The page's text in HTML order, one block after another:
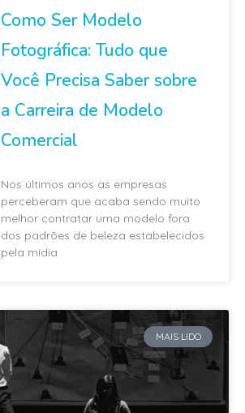
Como Ser Modelo
Fotográfica: Tudo que
Você Precisa Saber sobre
a Carreira de Modelo
Comercial
Nos últimos anos as empresas
perceberam que acaba sendo muito
melhor contratar uma modelo fora
dos padrões de beleza estabelecidos
pela mídia
MAIS LIDO